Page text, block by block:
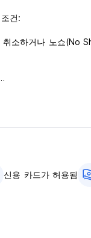
건:
소하거나 노쇼(No
습니다
from original
신용 카드가 허용됨